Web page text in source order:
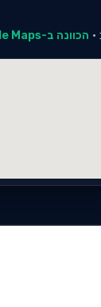
הכוונה ב-Google Maps ←